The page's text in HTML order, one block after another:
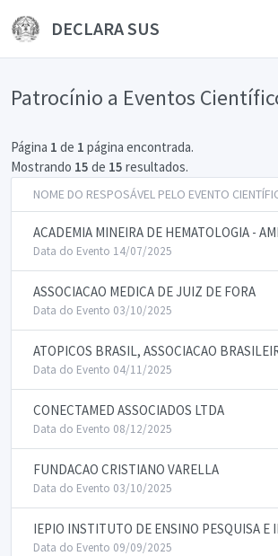
DECLARA SUS
Patrocínio a Eventos
Página 1 de 1 página encontrada.
Mostrando 15 de 15 resultados.
NOME DO RESPOSÁVEL PELO EVENTO
ACADEMIA MINEIRA DE HEMATOLOGIA -
Data do Evento 14/07/2025
ASSOCIACAO MEDICA DE JUIZ DE FORA
Data do Evento 03/10/2025
ATOPICOS BRASIL, ASSOCIACAO
Data do Evento 04/11/2025
CONECTAMED ASSOCIADOS LTDA
Data do Evento 08/12/2025
FUNDACAO CRISTIANO VARELLA
Data do Evento 03/10/2025
IEPIO INSTITUTO DE ENSINO PESQUISA E
Data do Evento 09/09/2025